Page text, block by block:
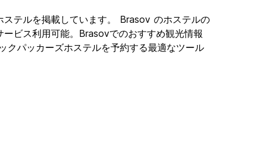
テルを掲載しています。 Brasov のホステルの
ビス利用可能。Brasovでのおすすめ観光情報
パッカーズホステルを予約する最適なツール